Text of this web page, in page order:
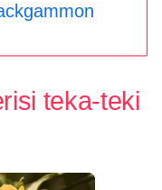
teka-teki